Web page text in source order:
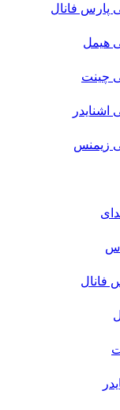
پارس فانال
هیمل
چینت
اشنایدر
زیمنس
فانال